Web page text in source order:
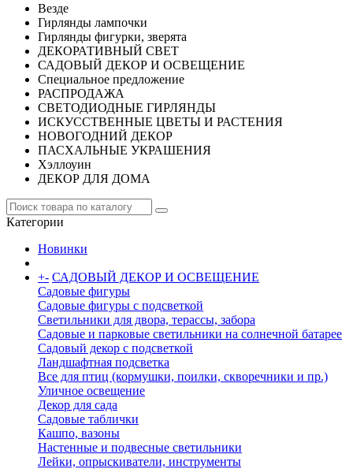
Везде
Гирлянды лампочки
Гирлянды фигурки, зверята
ДЕКОРАТИВНЫЙ СВЕТ
САДОВЫЙ ДЕКОР И ОСВЕЩЕНИЕ
Специальное предложение
РАСПРОДАЖА
СВЕТОДИОДНЫЕ ГИРЛЯНДЫ
ИСКУССТВЕННЫЕ ЦВЕТЫ И РАСТЕНИЯ
НОВОГОДНИЙ ДЕКОР
ПАСХАЛЬНЫЕ УКРАШЕНИЯ
Хэллоуин
ДЕКОР ДЛЯ ДОМА
Категории
Новинки
+- САДОВЫЙ ДЕКОР И ОСВЕЩЕНИЕ
Садовые фигуры
Садовые фигуры с подсветкой
Светильники для двора, терассы, забора
Садовые и парковые светильники на солнечной батарее
Садовый декор с подсветкой
Ландшафтная подсветка
Все для птиц (кормушки, поилки, скворечники и пр.)
Уличное освещение
Декор для сада
Садовые таблички
Кашпо, вазоны
Настенные и подвесные светильники
Лейки, опрыскиватели, инструменты